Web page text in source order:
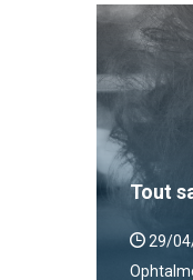
Tout
29/